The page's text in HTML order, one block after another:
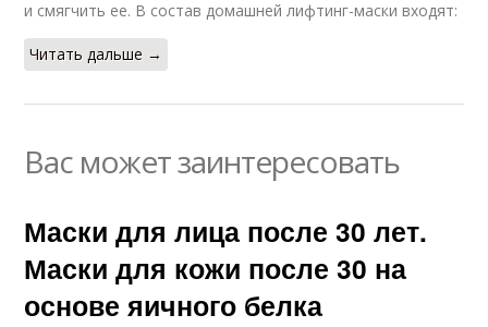
и смягчить ее. В состав домашней лифтинг-маски входят:
Читать дальше →
Вас может заинтересовать
Маски для лица после 30 лет.
Маски для кожи после 30 на
основе яичного белка